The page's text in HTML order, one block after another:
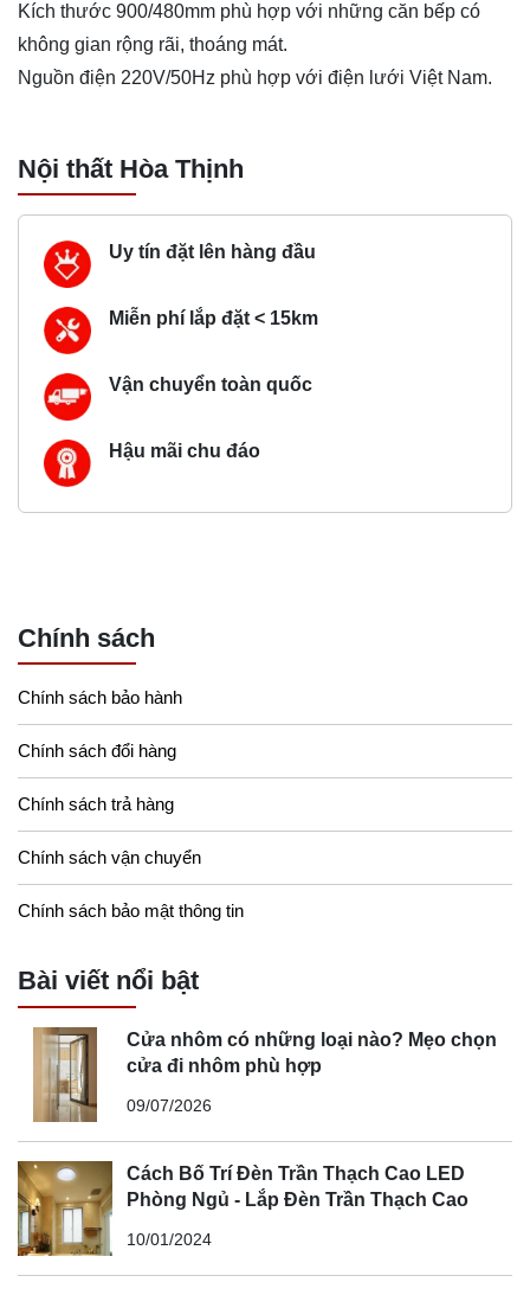
Kích thước 900/480mm phù hợp với những căn bếp có
không gian rộng rãi, thoáng mát.
Nguồn điện 220V/50Hz phù hợp với điện lưới Việt Nam.
Nội thất Hòa Thịnh
Uy tín đặt lên hàng đầu
Miễn phí lắp đặt < 15km
Vận chuyển toàn quốc
Hậu mãi chu đáo
Chính sách
Chính sách bảo hành
Chính sách đổi hàng
Chính sách trả hàng
Chính sách vận chuyển
Chính sách bảo mật thông tin
Bài viết nổi bật
Cửa nhôm có những loại nào? Mẹo chọn
cửa đi nhôm phù hợp
09/07/2026
Cách Bố Trí Đèn Trần Thạch Cao LED
Phòng Ngủ - Lắp Đèn Trần Thạch Cao
10/01/2024